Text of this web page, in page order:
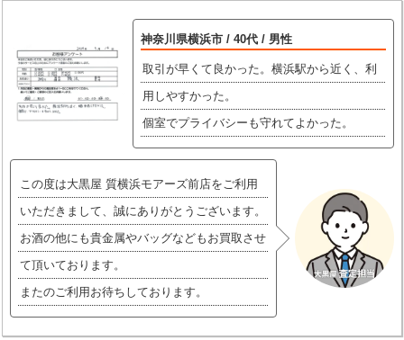
神奈川県横浜市 / 40代 / 男性
取引が早くて良かった。横浜駅から近く、利
用しやすかった。
個室でプライバシーも守れてよかった。
この度は大黒屋 質横浜モアーズ前店をご利用
いただきまして、誠にありがとうございます。
お酒の他にも貴金属やバッグなどもお買取させ
て頂いております。
またのご利用お待ちしております。